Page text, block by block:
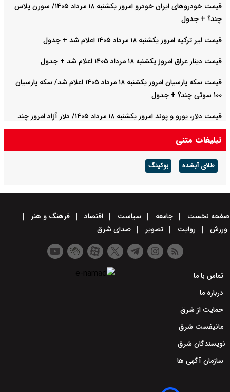
قیمت خودرو‌های ایران خودرو امروز یکشنبه ۱۸ مرداد ۱۴۰۵/ سورن پلاس
چند؟ + جدول
قیمت لیر ترکیه امروز یکشنبه ۱۸ مرداد ۱۴۰۵ اعلام شد + جدول
قیمت دینار عراق امروز یکشنبه ۱۸ مرداد ۱۴۰۵ اعلام شد + جدول
قیمت سکه پارسیان امروز یکشنبه ۱۸ مرداد ۱۴۰۵ اعلام شد/ سکه پارسیان
۱۰۰ سوتی چند؟ + جدول
قیمت دلار، یورو و پوند امروز یکشنبه ۱۸ مرداد ۱۴۰۵/ دلار آزاد امروز چند
قیمت خورد؟ + جدول
تبلیغات متنی
طلای آبشده بوکینگ
صفحه نخست جامعه سیاست اقتصاد
فرهنگ و هنر
ورزش
روایت تصویر صدای شرق
تماس با ما
درباره ما
حمایت از شرق
مانیفست شرق
نویسندگان شرق
سازمان آگهی ها